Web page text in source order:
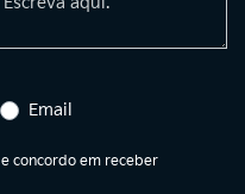
Email
e concordo em receber